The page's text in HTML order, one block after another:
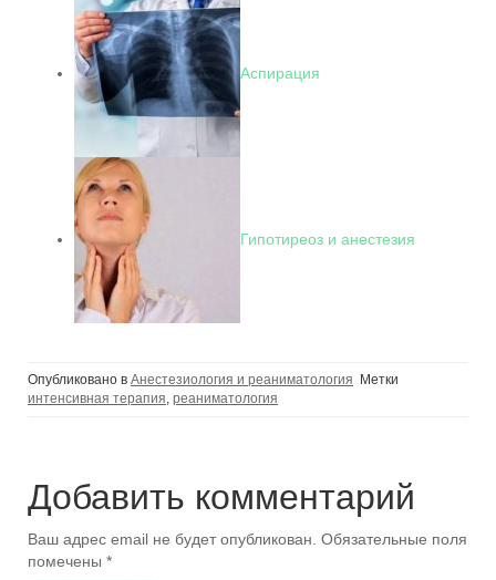
Аспирация
Гипотиреоз и анестезия
Опубликовано в Анестезиология и реаниматология
Метки
интенсивная терапия, реаниматология
Добавить комментарий
Ваш адрес email не будет опубликован. Обязательные поля
помечены *